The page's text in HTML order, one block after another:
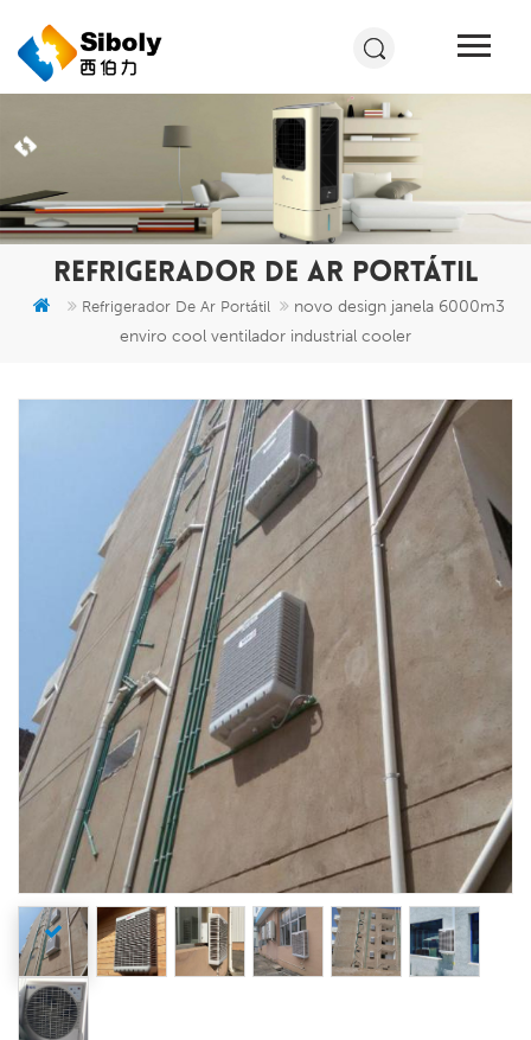
REFRIGERADOR DE AR PORTÁTIL
Refrigerador De Ar Portátil
novo design janela 6000m3
enviro cool ventilador industrial cooler